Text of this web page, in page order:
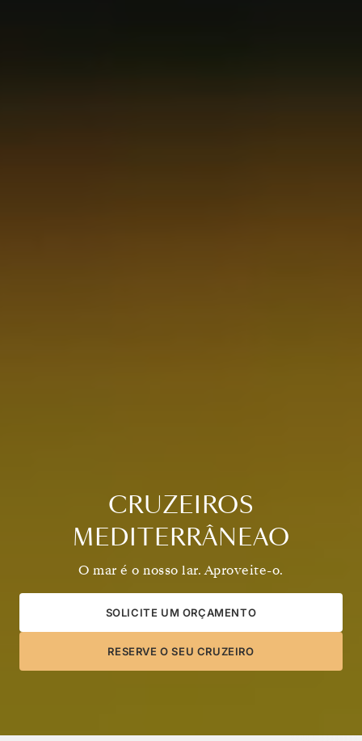
CRUZEIROS
MEDITERRÂNEAO
O mar é o nosso lar. Aproveite-o.
SOLICITE UM ORÇAMENTO
RESERVE O SEU CRUZEIRO